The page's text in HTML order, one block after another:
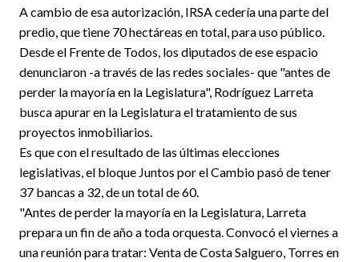
A cambio de esa autorización, IRSA cedería una parte del
predio, que tiene 70 hectáreas en total, para uso público.
Desde el Frente de Todos, los diputados de ese espacio
denunciaron -a través de las redes sociales- que "antes de
perder la mayoría en la Legislatura", Rodríguez Larreta
busca apurar en la Legislatura el tratamiento de sus
proyectos inmobiliarios.
Es que con el resultado de las últimas elecciones
legislativas, el bloque Juntos por el Cambio pasó de tener
37 bancas a 32, de un total de 60.
"Antes de perder la mayoría en la Legislatura, Larreta
prepara un fin de año a toda orquesta. Convocó el viernes a
una reunión para tratar: Venta de Costa Salguero, Torres en